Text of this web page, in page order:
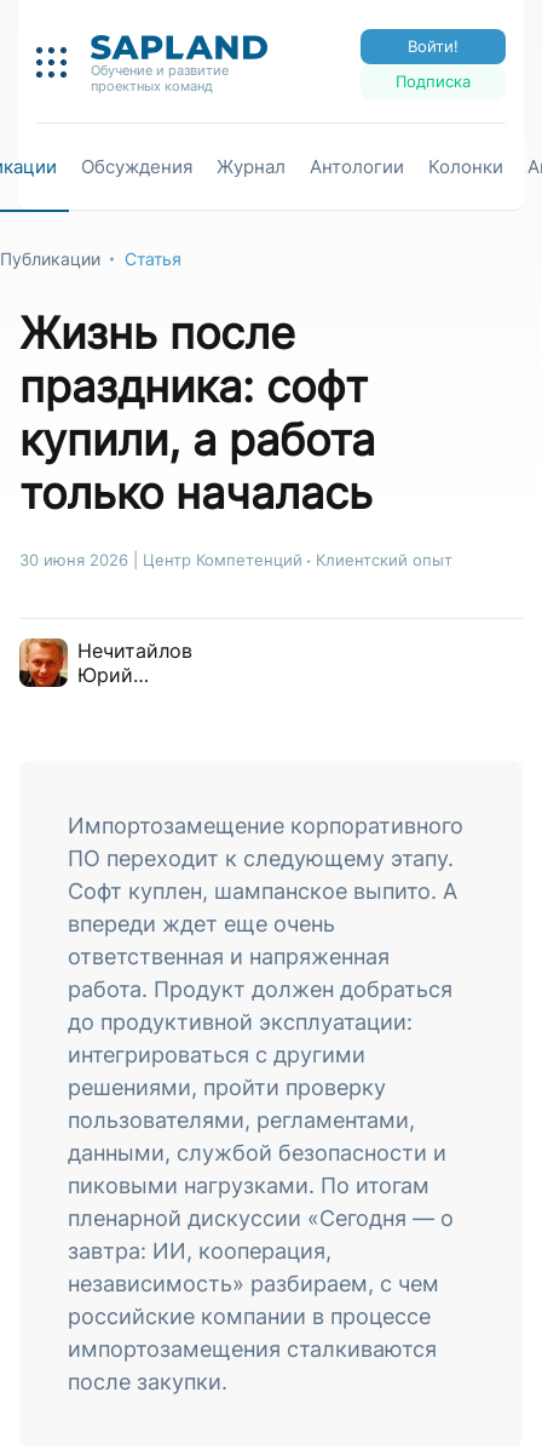
Обучение и развитие
проектных команд
Подписка
Войти!
Обсуждения Журнал Антологии Колонки
Публикации Статья
Жизнь после
праздника: софт
купили, а работа
только началась
30 июня 2026 Центр Компетенций Клиентский опыт
Нечитайлов
Юрий
Импортозамещение корпоративного
ПО переходит к следующему этапу.
Софт куплен, шампанское выпито. А
впереди ждет еще очень
ответственная и напряженная
работа. Продукт должен добраться
до продуктивной эксплуатации:
интегрироваться с другими
решениями, пройти проверку
пользователями, регламентами,
данными, службой безопасности и
пиковыми нагрузками. По итогам
пленарной дискуссии «Сегодня — о
завтра: ИИ, кооперация,
независимость» разбираем, с чем
российские компании в процессе
импортозамещения сталкиваются
после закупки.